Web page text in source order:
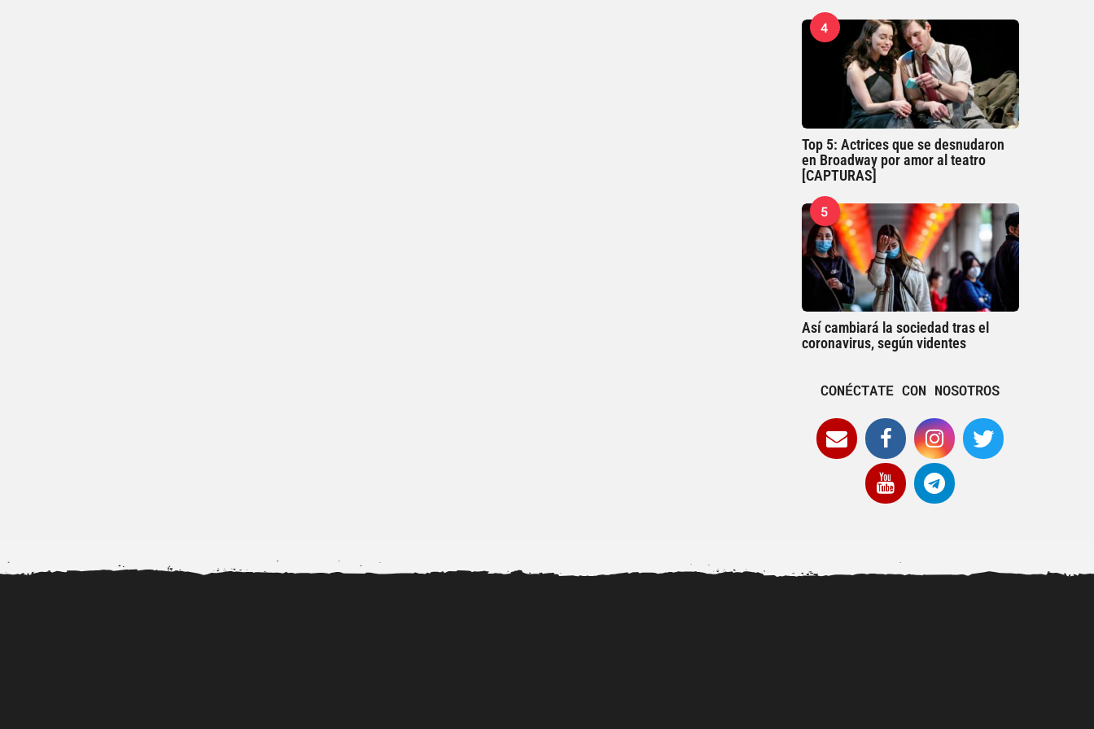
4
Top 5: Actrices que se desnudaron
en Broadway por amor al teatro
[CAPTURAS]
5
Así cambiará la sociedad tras el
coronavirus, según videntes
CONÉCTATE CON NOSOTROS